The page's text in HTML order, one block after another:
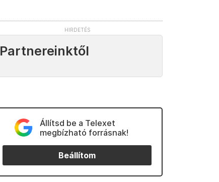
Partnereinktől
Állítsd be a Telexet
megbízható forrásnak!
Beállítom